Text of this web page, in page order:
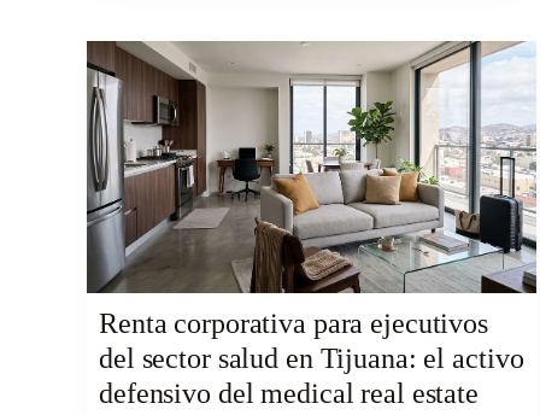
Renta corporativa para ejecutivos
del sector salud en Tijuana: el activo
defensivo del medical real estate